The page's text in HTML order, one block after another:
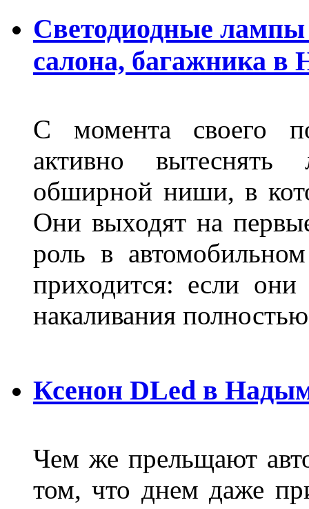
Светодиодные лампы
салона, багажника в
С момента своего
активно
обширной ниши, в
Они выходят на
роль в
приходится: если
накаливания
Ксенон DLed в
Чем же прельщают
том, что днем даже